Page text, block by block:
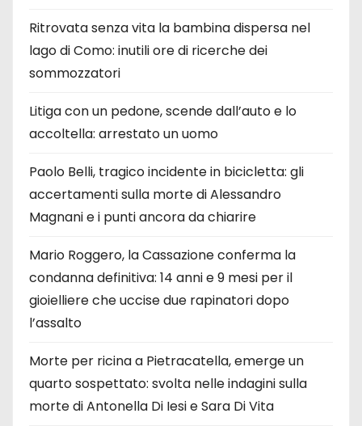
Ritrovata senza vita la bambina dispersa nel
lago di Como: inutili ore di ricerche dei
sommozzatori
Litiga con un pedone, scende dall’auto e lo
accoltella: arrestato un uomo
Paolo Belli, tragico incidente in bicicletta: gli
accertamenti sulla morte di Alessandro
Magnani e i punti ancora da chiarire
Mario Roggero, la Cassazione conferma la
condanna definitiva: 14 anni e 9 mesi per il
gioielliere che uccise due rapinatori dopo
l’assalto
Morte per ricina a Pietracatella, emerge un
quarto sospettato: svolta nelle indagini sulla
morte di Antonella Di Iesi e Sara Di Vita